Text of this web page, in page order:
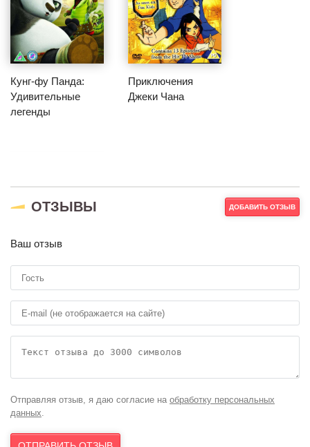
День, когда Земля
остановилась
Призрачный
патруль
Кунг-фу Панда
Кунг-фу Панда:
Удивительные
легенды
Приключения
Джеки Чана
Непобедимая
команда супер-
обезьянок
ОТЗЫВЫ ДОБАВИТЬ ОТЗЫВ
Ваш отзыв
Отправляя отзыв, я даю согласие на обработку персональных
данных.